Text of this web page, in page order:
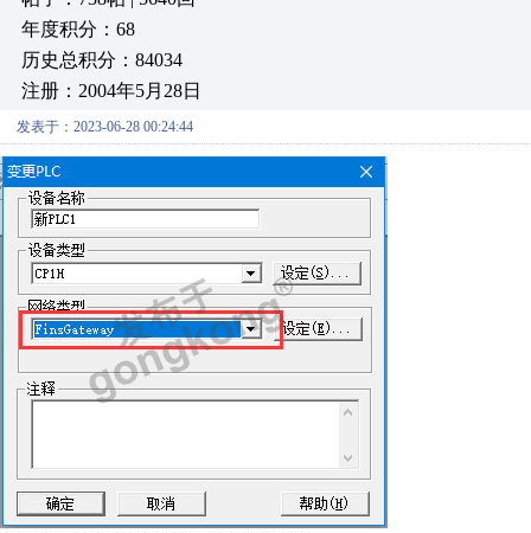
年度积分：68
历史总积分：84034
注册：2004年5月28日
发表于：2023-06-28 00:24:44